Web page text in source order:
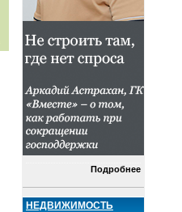
Подробнее
НЕДВИЖИМОСТЬ